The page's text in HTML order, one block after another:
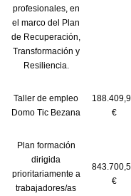
profesionales, en
el marco del Plan
de Recuperación,
Transformación y
Resiliencia.
Taller de empleo
Domo Tic Bezana
€
Plan formación
dirigida
prioritariamente a
trabajadores/as
€